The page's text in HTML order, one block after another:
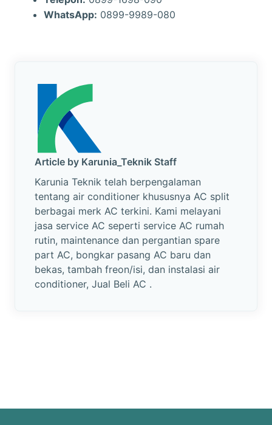
WhatsApp: 0899-9989-080
Article by Karunia_Teknik Staff
Karunia Teknik telah berpengalaman
tentang air conditioner khususnya AC split
berbagai merk AC terkini. Kami melayani
jasa service AC seperti service AC rumah
rutin, maintenance dan pergantian spare
part AC, bongkar pasang AC baru dan
bekas, tambah freon/isi, dan instalasi air
conditioner, Jual Beli AC .